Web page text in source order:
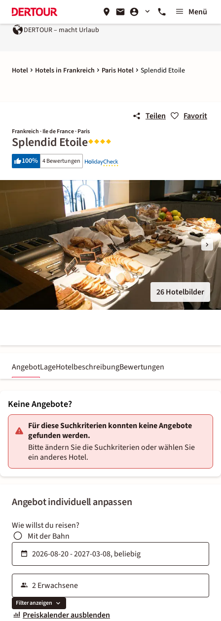
Menü
DERTOUR – macht Urlaub
Hotel Hotels in Frankreich Paris Hotel Splendid Etoile
Teilen Favorit
Frankreich · Ile de France · Paris
Splendid Etoile
100% 4 Bewertungen
26 Hotelbilder
AngebotLageHotelbeschreibungBewertungen
Angebot individuell anpassen
Wie willst du reisen?
Mit der Bahn
Filter anzeigen
Preiskalender ausblenden
Keine Angebote?
Für diese Suchkriterien konnten keine Angebote
gefunden werden.
Bitte ändern Sie die Suchkriterien oder wählen Sie
ein anderes Hotel.